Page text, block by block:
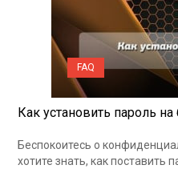
FAQ
Как установить пароль
Беспокоитесь о
хотите знать, как поставить